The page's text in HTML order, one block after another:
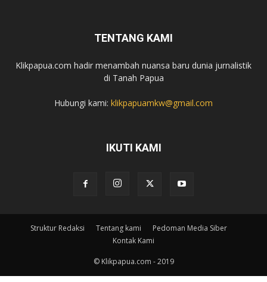
TENTANG KAMI
Klikpapua.com hadir menambah nuansa baru dunia jurnalistik
di Tanah Papua
Hubungi kami: klikpapuamkw@gmail.com
IKUTI KAMI
Struktur Redaksi Tentang kami
Pedoman Media Siber
Kontak Kami
© Klikpapua.com - 2019